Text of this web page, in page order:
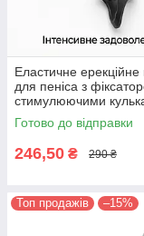
Еластичне ерекційне
для пеніса з
стимулюючими
чорне
Готово до відправки
246,50 ₴ 290 ₴
Топ продажів –15%